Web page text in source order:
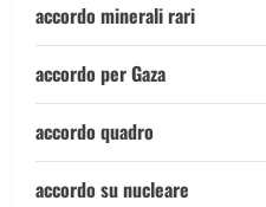
accordo minerali rari
accordo per Gaza
accordo quadro
accordo su nucleare